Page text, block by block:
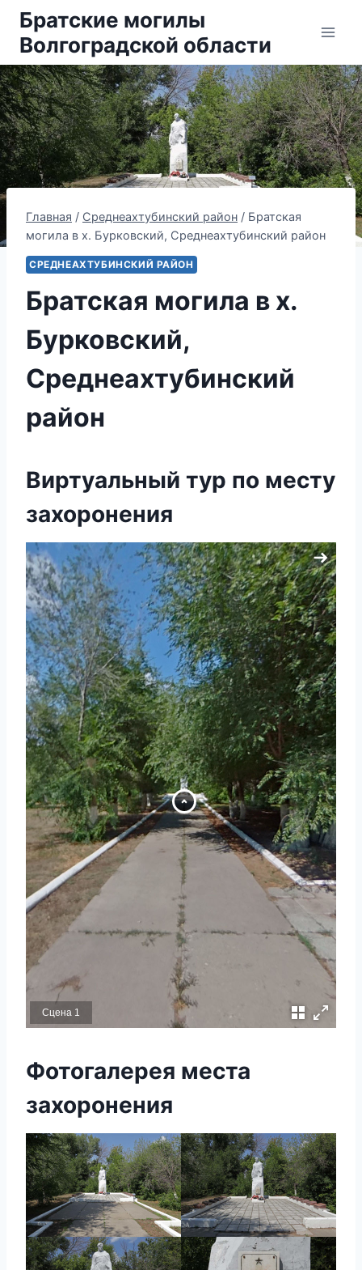
Перейти
содержанию
Братские могилы
Волгоградской области
Главная / Среднеахтубинский район / Братская
могила в х. Бурковский, Среднеахтубинский район
СРЕДНЕАХТУБИНСКИЙ РАЙОН
Братская могила в х.
Бурковский,
Среднеахтубинский
район
Виртуальный тур по месту
захоронения
Сцена 1
Фотогалерея места
захоронения